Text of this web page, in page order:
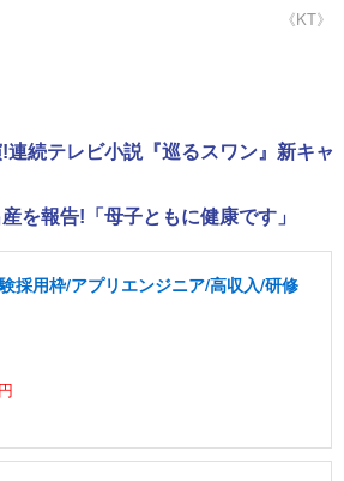
《KT》
続テレビ小説『巡るスワン』新キャ
を報告!「母子ともに健康です」
採用枠/アプリエンジニア/高収入/研修